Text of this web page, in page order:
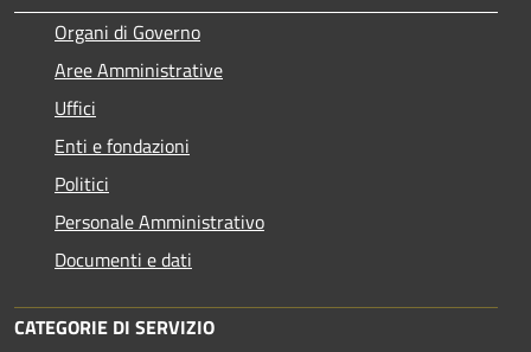
Organi di Governo
Aree Amministrative
Uffici
Enti e fondazioni
Politici
Personale Amministrativo
Documenti e dati
CATEGORIE DI SERVIZIO